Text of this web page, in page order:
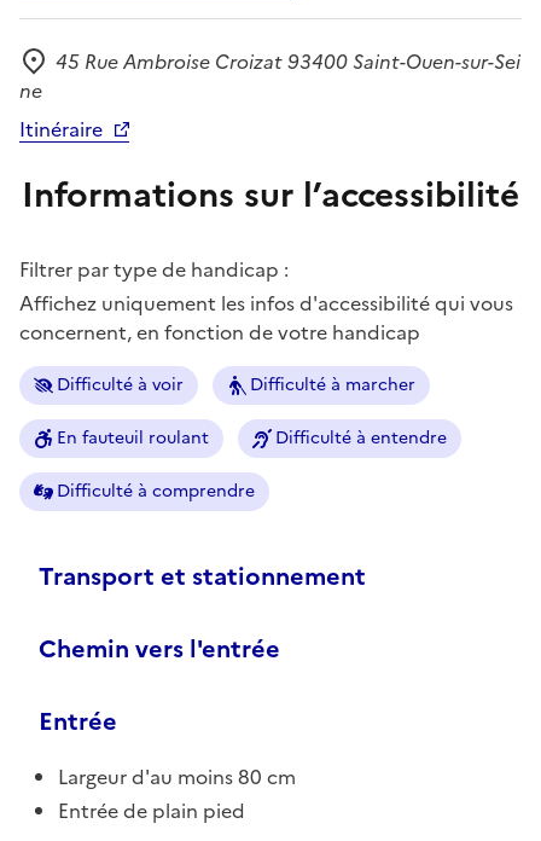
Adresse
45 Rue Ambroise Croizat 93400 Saint-Ouen-sur-Sei
ne
Itinéraire
Informations sur l’accessibilité
Filtrer par type de handicap :
Affichez uniquement les infos d'accessibilité qui vous
concernent, en fonction de votre handicap
Difficulté à voir Difficulté à marcher
En fauteuil roulant Difficulté à entendre
Difficulté à comprendre
Transport et stationnement
Chemin vers l'entrée
Entrée
Largeur d'au moins 80 cm
Entrée de plain pied